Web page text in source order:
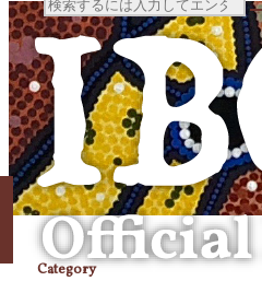
検
索
対
象:
Category